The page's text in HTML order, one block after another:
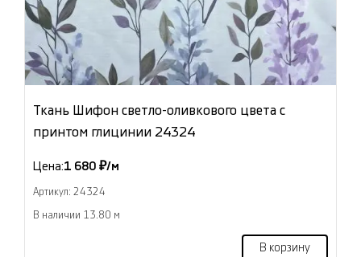
Ткань Шифон светло-оливкового цвета с
принтом глицинии 24324
Цена:1 680 ₽/м
Артикул: 24324
В наличии 13.80 м
В корзину